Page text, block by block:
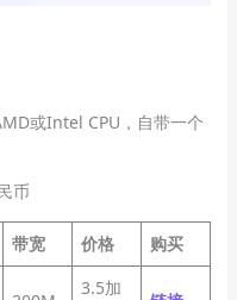
或Intel CPU，自带一个
币
带宽 价格 购买
3.5加